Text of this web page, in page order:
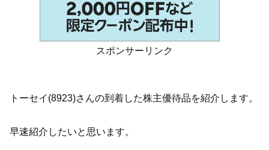
スポンサーリンク
トーセイ(8923)さんの到着した株主優待品を紹介します。
早速紹介したいと思います。